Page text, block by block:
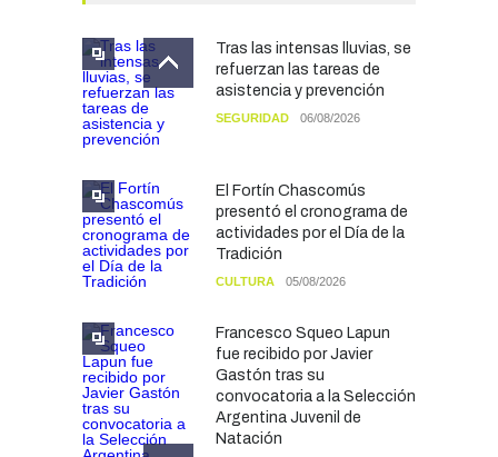
Tras las intensas lluvias, se
refuerzan las tareas de
asistencia y prevención
SEGURIDAD 06/08/2026
El Fortín Chascomús
presentó el cronograma de
actividades por el Día de la
Tradición
CULTURA 05/08/2026
Francesco Squeo Lapun
fue recibido por Javier
Gastón tras su
convocatoria a la Selección
Argentina Juvenil de
Natación